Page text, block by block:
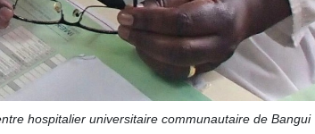
hospitalier universitaire communautaire de Bangui